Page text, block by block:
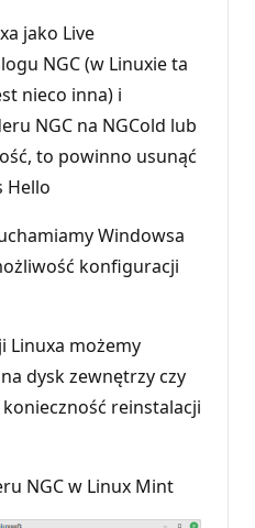
jako Live
NGC (w Linuxie ta
nieco inna) i
NGC na NGCold lub
to powinno usunąć
Hello
Windowsa
konfiguracji
Linuxa możemy
dysk zewnętrzy czy
reinstalacji
NGC w Linux Mint